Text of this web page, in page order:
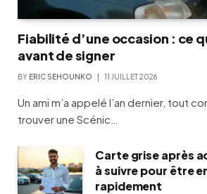
Fiabilité d’une occasion : ce
avant de signer
BY ERIC SEHOUNKO 11 JUILLET 2026
Un ami m’a appelé l’an dernier, tout
trouver une Scénic…
Carte grise après
à suivre pour être
rapidement